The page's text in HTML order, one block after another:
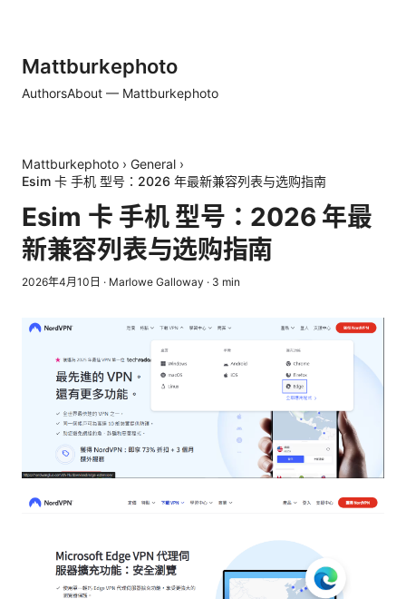
Mattburkephoto
AuthorsAbout — Mattburkephoto
Mattburkephoto › General ›
Esim 卡 手机 型号：2026 年最新兼容列表与选购指南
Esim 卡 手机 型号：2026 年最
新兼容列表与选购指南
2026年4月10日 · Marlowe Galloway · 3 min